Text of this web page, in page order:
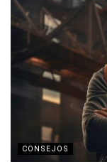
CONSEJOS